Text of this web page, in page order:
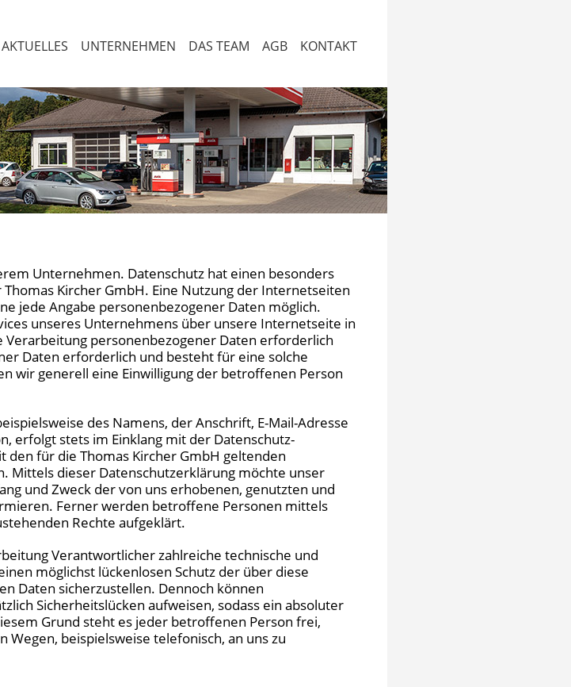
AKTUELLES UNTERNEHMEN DAS TEAM AGB KONTAKT
Unternehmen. Datenschutz hat einen besonders
Kircher GmbH. Eine Nutzung der Internetseiten
jede Angabe personenbezogener Daten möglich.
unseres Unternehmens über unsere Internetseite in
personenbezogener Daten erforderlich
Daten erforderlich und besteht für eine solche
wir generell eine Einwilligung der betroffenen Person
des Namens, der Anschrift, E-Mail-Adresse
erfolgt stets im Einklang mit der Datenschutz-
für die Thomas Kircher GmbH geltenden
Mittels dieser Datenschutzerklärung möchte unser
und Zweck der von uns erhobenen, genutzten und
Ferner werden betroffene Personen mittels
Rechte aufgeklärt.
Verantwortlicher zahlreiche technische und
möglichst lückenlosen Schutz der über diese
Daten sicherzustellen. Dennoch können
Sicherheitslücken aufweisen, sodass ein absoluter
Grund steht es jeder betroffenen Person frei,
beispielsweise telefonisch, an uns zu